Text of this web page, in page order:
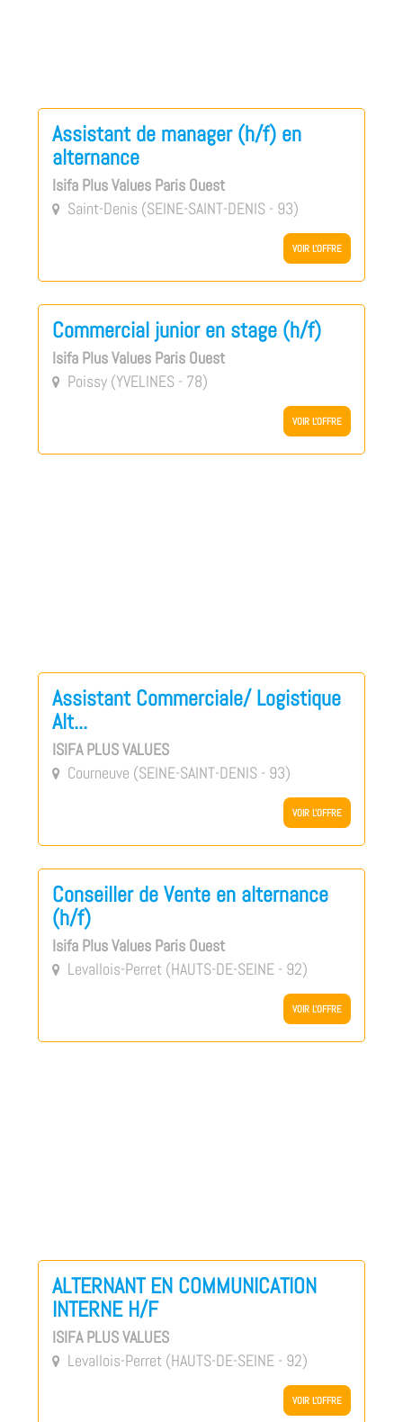
Assistant de manager (h/f) en
alternance
Isifa Plus Values Paris Ouest
 Saint-Denis (SEINE-SAINT-DENIS - 93)
VOIR L'OFFRE
Commercial junior en stage (h/f)
Isifa Plus Values Paris Ouest
 Poissy (YVELINES - 78)
VOIR L'OFFRE
Assistant Commerciale/ Logistique
Alt...
ISIFA PLUS VALUES
 Courneuve (SEINE-SAINT-DENIS - 93)
VOIR L'OFFRE
Conseiller de Vente en alternance
(h/f)
Isifa Plus Values Paris Ouest
 Levallois-Perret (HAUTS-DE-SEINE - 92)
VOIR L'OFFRE
ALTERNANT EN COMMUNICATION
INTERNE H/F
ISIFA PLUS VALUES
 Levallois-Perret (HAUTS-DE-SEINE - 92)
VOIR L'OFFRE